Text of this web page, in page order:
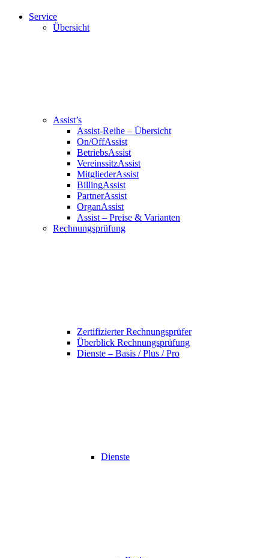
Service
Übersicht
Assist’s
Assist-Reihe – Übersicht
On/OffAssist
BetriebsAssist
VereinssitzAssist
MitgliederAssist
BillingAssist
PartnerAssist
OrganAssist
Assist – Preise & Varianten
Rechnungsprüfung
Zertifizierter Rechnungsprüfer
Überblick Rechnungsprüfung
Dienste – Basis / Plus / Pro
Dienste